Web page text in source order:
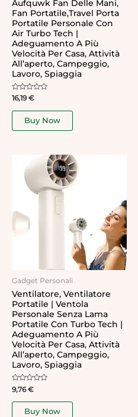
Aufquwk Fan Delle Mani,
Fan Portatile,Travel Porta
Portatile Personale Con
Air Turbo Tech |
Adeguamento A Più
Velocità Per Casa, Attività
All’aperto, Campeggio,
Lavoro, Spiaggia
Rated
out
16,19€
Buy Now
Gadget Personali
Ventilatore, Ventilatore
Portatile | Ventola
Personale Senza Lama
Portatile Con Turbo Tech |
Adeguamento A Più
Velocità Per Casa, Attività
All’aperto, Campeggio,
Lavoro, Spiaggia
Rated
0
out
9,76€
Buy Now